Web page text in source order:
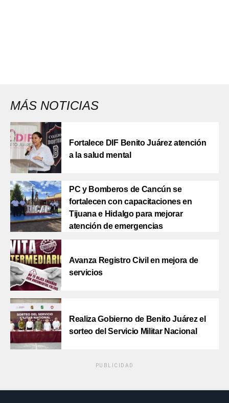
MÁS NOTICIAS
Fortalece DIF Benito Juárez atención
a la salud mental
PC y Bomberos de Cancún se
fortalecen con capacitaciones en
Tijuana e Hidalgo para mejorar
atención de emergencias
Avanza Registro Civil en mejora de
servicios
Realiza Gobierno de Benito Juárez el
sorteo del Servicio Militar Nacional
PUBLICIDAD